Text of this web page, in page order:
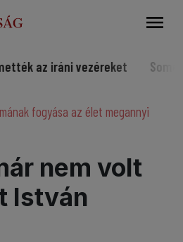
vezéreket Somorjai
fogyása az élet megannyi
nem volt
István